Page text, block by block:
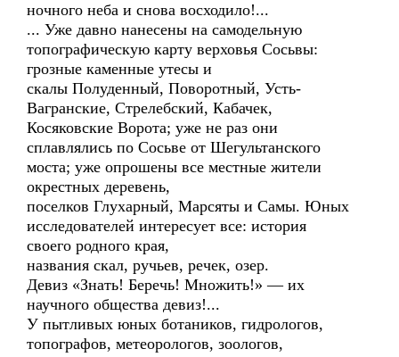
ночного неба и снова восходило!...
... Уже давно нанесены на самодельную
топографическую карту верховья Сосьвы:
грозные каменные утесы и
скалы Полуденный, Поворотный, Усть-
Вагранские, Стрелебский, Кабачек,
Косяковские Ворота; уже не раз они
сплавлялись по Сосьве от Шегультанского
моста; уже опрошены все местные жители
окрестных деревень,
поселков Глухарный, Марсяты и Самы. Юных
исследователей интересует все: история
своего родного края,
названия скал, ручьев, речек, озер.
Девиз «Знать! Беречь! Множить!» — их
научного общества девиз!...
У пытливых юных ботаников, гидрологов,
топографов, метеорологов, зоологов,